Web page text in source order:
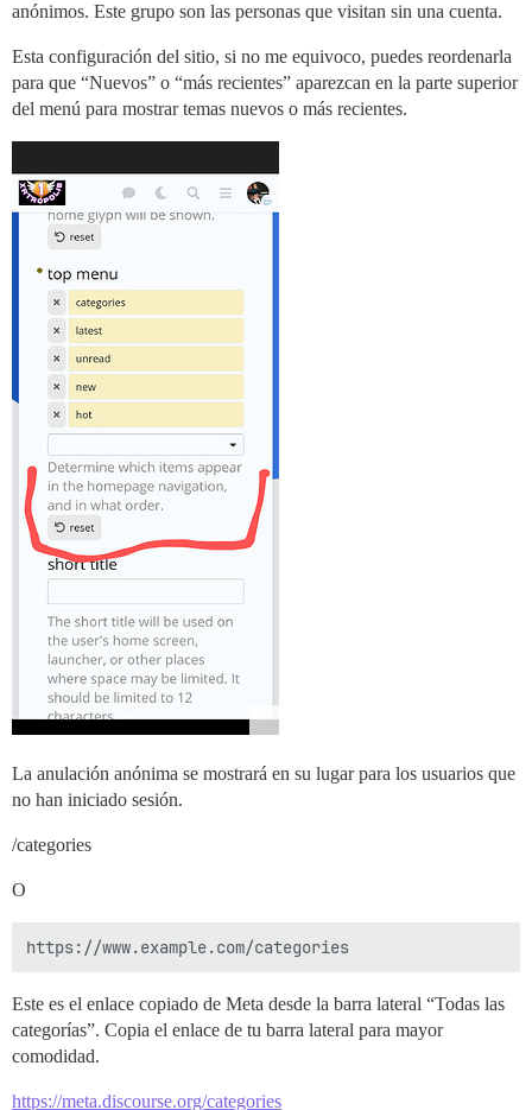
anónimos. Este grupo son las personas que visitan sin una cuenta.
Esta configuración del sitio, si no me equivoco, puedes reordenarla
para que “Nuevos” o “más recientes” aparezcan en la parte superior
del menú para mostrar temas nuevos o más recientes.
La anulación anónima se mostrará en su lugar para los usuarios que
no han iniciado sesión.
/categories
O
Este es el enlace copiado de Meta desde la barra lateral “Todas las
categorías”. Copia el enlace de tu barra lateral para mayor
comodidad.
https://meta.discourse.org/categories